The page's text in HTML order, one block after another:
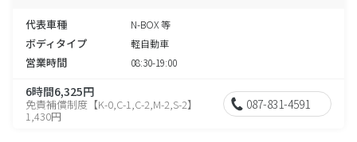
代表車種 N-BOX 等
ボディタイプ 軽自動車
営業時間 08:30-19:00
6時間6,325円
免責補償制度【K-0,C-1,C-2,M-2,S-2】
1,430円
087-831-4591